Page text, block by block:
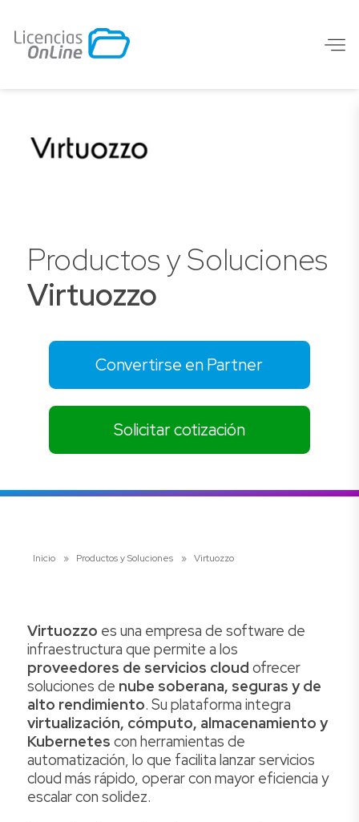
Productos y Soluciones
Virtuozzo
Convertirse en Partner
Solicitar cotización
Inicio » Productos y Soluciones » Virtuozzo
Virtuozzo es una empresa de software de
infraestructura que permite a los
proveedores de servicios cloud ofrecer
soluciones de nube soberana, seguras y de
alto rendimiento. Su plataforma integra
virtualización, cómputo, almacenamiento y
Kubernetes con herramientas de
automatización, lo que facilita lanzar servicios
cloud más rápido, operar con mayor eficiencia y
escalar con solidez.